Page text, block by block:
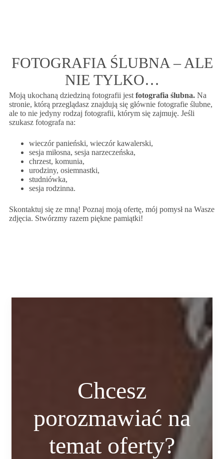
FOTOGRAFIA ŚLUBNA – ALE
NIE TYLKO…
Moją ukochaną dziedziną fotografii jest fotografia ślubna. Na
stronie, którą przeglądasz znajdują się głównie fotografie ślubne,
ale to nie jedyny rodzaj fotografii, którym się zajmuję. Jeśli
szukasz fotografa na:
wieczór panieński, wieczór kawalerski,
sesja miłosna, sesja narzeczeńska,
chrzest, komunia,
urodziny, osiemnastki,
studniówka,
sesja rodzinna.
Skontaktuj się ze mną! Poznaj moją ofertę, mój pomysł na Wasze
zdjęcia. Stwórzmy razem piękne pamiątki!
Chcesz
porozmawiać na
temat oferty?